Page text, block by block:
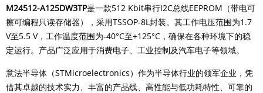
M24512-A125DW3TP是一款512 Kbit串行I2C总线EEPROM（带电可
擦可编程只读存储器），采用TSSOP-8L封装。 其工作电压范围为1.7
V至5.5 V，工作温度范围为-40°C至+125°C，确保在各种环境下的稳
定运行。产品广泛应用于消费电子、工业控制及汽车电子等领域。
意法半导体（STMicroelectronics）作为半导体行业的领军企业，凭
借其卓越的技术实力、丰富的产品线、高性能与低功耗特性、可靠的